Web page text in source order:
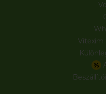
Vitexim
%